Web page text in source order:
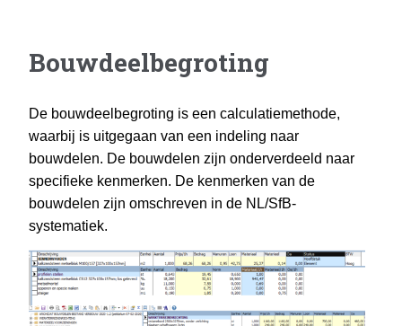
Bouwdeelbegroting
De bouwdeelbegroting is een calculatiemethode,
waarbij is uitgegaan van een indeling naar
bouwdelen. De bouwdelen zijn onderverdeeld naar
specifieke kenmerken. De kenmerken van de
bouwdelen zijn omschreven in de NL/SfB-
systematiek.